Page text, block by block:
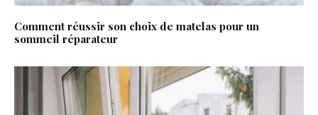
Comment réussir son choix de matelas pour un
sommeil réparateur